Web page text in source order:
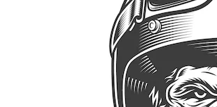
Arbeit zu verwirklichen. Mehr als 1 Million
Abonnenten unter Kreativen, Unternehmen,
Agenturen und Studios.